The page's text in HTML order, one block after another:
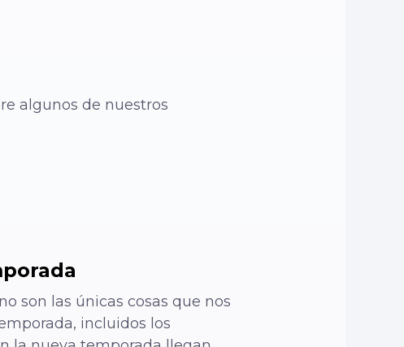
algunos de nuestros
son las únicas cosas que nos
incluidos los